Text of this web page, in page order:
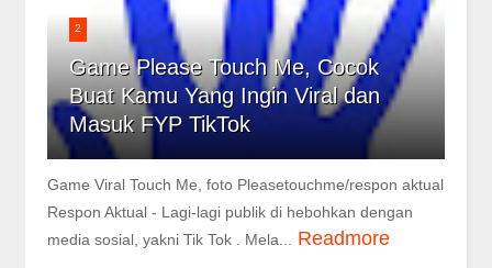
2
Game Please Touch Me, Cocok
Buat Kamu Yang Ingin Viral dan
Masuk FYP TikTok
Game Viral Touch Me, foto Pleasetouchme/respon aktual
Respon Aktual - Lagi-lagi publik di hebohkan dengan
media sosial, yakni Tik Tok . Mela...
Readmore